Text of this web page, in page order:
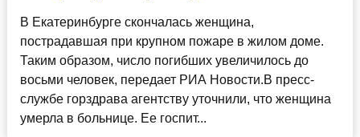
В Екатеринбурге скончалась женщина,
пострадавшая при крупном пожаре в жилом доме.
Таким образом, число погибших увеличилось до
восьми человек, передает РИА Новости.В пресс-
службе горздрава агентству уточнили, что женщина
умерла в больнице. Ее госпит...